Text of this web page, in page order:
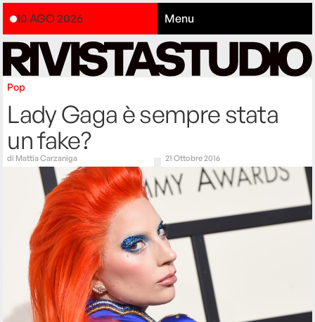
10 AGO 2026 Menu
Pop
Lady Gaga è sempre stata
un fake?
di Mattia Carzaniga 21 Ottobre 2016